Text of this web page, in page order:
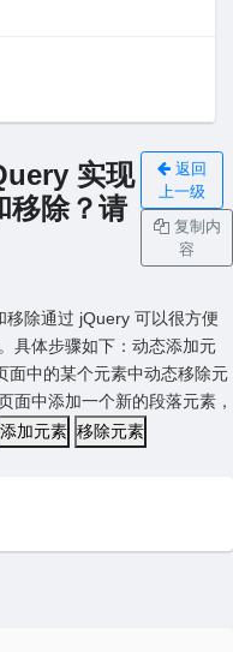
实现
移除？请
返回
上一级
复制内
容
除通过 jQuery 可以很⽅便
具体步骤如下：动态添加元
⾯中的某个元素中动态移除元
⾯中添加⼀个新的段落元素，
添加元素 移除元素